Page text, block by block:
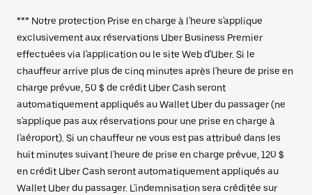
*** Notre protection Prise en charge à l'heure s'applique
exclusivement aux réservations Uber Business Premier
effectuées via l'application ou le site Web d'Uber. Si le
chauffeur arrive plus de cinq minutes après l'heure de prise en
charge prévue, 50 $ de crédit Uber Cash seront
automatiquement appliqués au Wallet Uber du passager (ne
s'applique pas aux réservations pour une prise en charge à
l'aéroport). Si un chauffeur ne vous est pas attribué dans les
huit minutes suivant l'heure de prise en charge prévue, 120 $
en crédit Uber Cash seront automatiquement appliqués au
Wallet Uber du passager. L'indemnisation sera créditée sur